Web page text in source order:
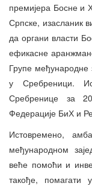
премијера Босне и
Српске, изасланик
да органи власти
ефикасне
Групе међународне
у Сребреници.
Сребренице за
Федерације БиХ и
Истовремено,
међународном
веће помоћи и
такође, помагати